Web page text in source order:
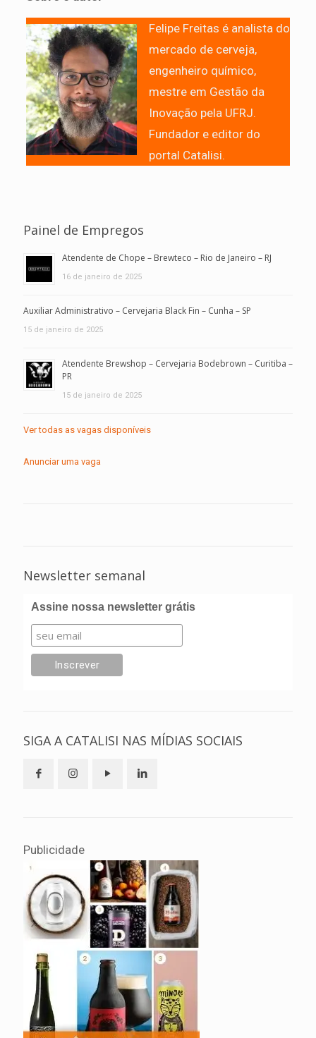
Felipe Freitas é analista do
mercado de cerveja,
engenheiro químico,
mestre em Gestão da
Inovação pela UFRJ.
Fundador e editor do
portal Catalisi.
Painel de Empregos
Atendente de Chope – Brewteco – Rio de Janeiro – RJ
16 de janeiro de 2025
Auxiliar Administrativo – Cervejaria Black Fin – Cunha – SP
15 de janeiro de 2025
Atendente Brewshop – Cervejaria Bodebrown – Curitiba –
PR
15 de janeiro de 2025
Ver todas as vagas disponíveis
Anunciar uma vaga
Newsletter semanal
Assine nossa newsletter grátis
SIGA A CATALISI NAS MÍDIAS SOCIAIS
Publicidade